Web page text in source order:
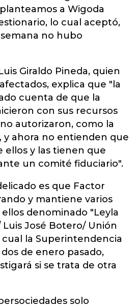
a Wigoda
lo cual aceptó,
no hubo
Giraldo Pineda, quien
explica que "la
cuenta de que la
con sus recursos
autorizaron, como la
y ahora no entienden que
ellos y las tienen que
un comité fiduciario".
es que Factor
y mantiene varios
denominado "Leyla
José Botero/ Unión
la Superintendencia
de enero pasado,
si se trata de otra
solo